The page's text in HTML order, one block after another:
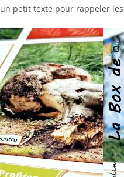
petit texte pour rappeler